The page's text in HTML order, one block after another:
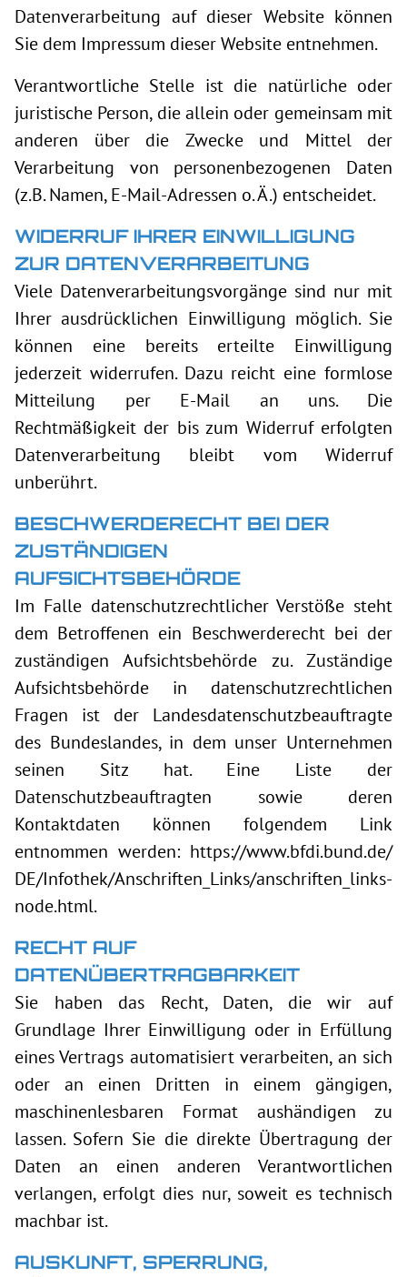
Datenverarbeitung auf dieser Website können
Sie dem Impressum dieser Website entnehmen.
Verantwortliche Stelle ist die natürliche oder
juristische Person, die allein oder gemeinsam mit
anderen über die Zwecke und Mittel der
Verarbeitung von personenbezogenen Daten
(z.B. Namen, E-Mail-Adressen o. Ä.) entscheidet.
WIDERRUF IHRER EINWILLIGUNG
ZUR DATENVERARBEITUNG
Viele Datenverarbeitungsvorgänge sind nur mit
Ihrer ausdrücklichen Einwilligung möglich. Sie
können eine bereits erteilte Einwilligung
jederzeit widerrufen. Dazu reicht eine formlose
Mitteilung per E-Mail an uns. Die
Rechtmäßigkeit der bis zum Widerruf erfolgten
Datenverarbeitung bleibt vom Widerruf
unberührt.
BESCHWERDERECHT BEI DER
ZUSTÄNDIGEN
AUFSICHTSBEHÖRDE
Im Falle datenschutzrechtlicher Verstöße steht
dem Betroffenen ein Beschwerderecht bei der
zuständigen Aufsichtsbehörde zu. Zuständige
Aufsichtsbehörde in datenschutzrechtlichen
Fragen ist der Landesdatenschutzbeauftragte
des Bundeslandes, in dem unser Unternehmen
seinen Sitz hat. Eine Liste der
Datenschutzbeauftragten sowie deren
Kontaktdaten können folgendem Link
entnommen werden: https://www.bfdi.bund.de/
DE/Infothek/Anschriften_Links/anschriften_links-
node.html.
RECHT AUF
DATENÜBERTRAGBARKEIT
Sie haben das Recht, Daten, die wir auf
Grundlage Ihrer Einwilligung oder in Erfüllung
eines Vertrags automatisiert verarbeiten, an sich
oder an einen Dritten in einem gängigen,
maschinenlesbaren Format aushändigen zu
lassen. Sofern Sie die direkte Übertragung der
Daten an einen anderen Verantwortlichen
verlangen, erfolgt dies nur, soweit es technisch
machbar ist.
AUSKUNFT, SPERRUNG,